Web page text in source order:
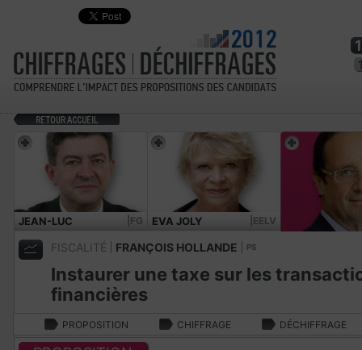
JEAN-LUC
MÉLENCHON
|FG EVA JOLY |EELV
FISCALITÉ FRANÇOIS HOLLANDE PS
Instaurer une taxe sur les
financières
PROPOSITION CHIFFRAGE DÉCHIFFRAGE